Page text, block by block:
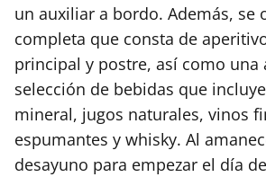
un auxiliar a bordo. Además, se
completa que consta de
principal y postre, así como una
selección de bebidas que
mineral, jugos naturales, vinos
espumantes y whisky. Al
desayuno para empezar el día